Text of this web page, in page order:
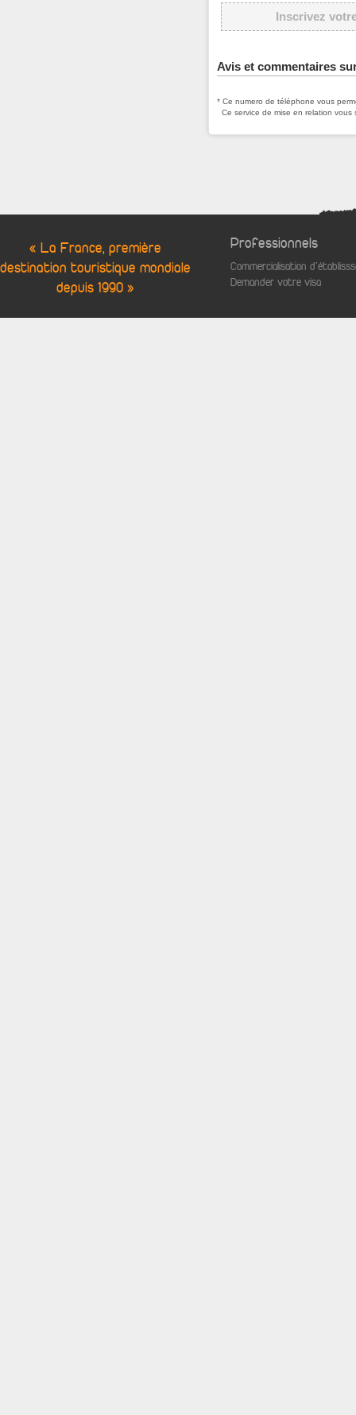
Inscrivez
Avis et commentaires
* Ce numero de téléphone vous
Ce service de mise en relation
« La France, première
destination touristique mondiale
depuis 1990 »
Professionnels
Commercialisation
Demander votre visa